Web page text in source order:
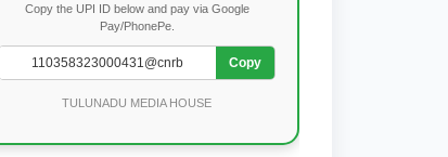
Copy the UPI ID below and pay via Google
Pay/PhonePe.
Copy
TULUNADU MEDIA HOUSE